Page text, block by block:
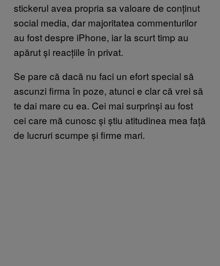
stickerul avea propria sa valoare de conținut
social media, dar majoritatea commenturilor
au fost despre iPhone, iar la scurt timp au
apărut și reacțiile în privat.
Se pare că dacă nu faci un efort special să
ascunzi firma în poze, atunci e clar că vrei să
te dai mare cu ea. Cei mai surprinși au fost
cei care mă cunosc și știu atitudinea mea față
de lucruri scumpe și firme mari.